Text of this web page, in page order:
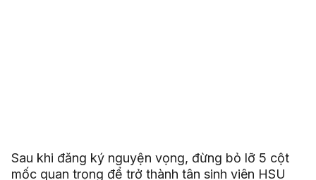
Sau khi đăng ký nguyện vọng, đừng bỏ lỡ 5 cột
mốc quan trọng để trở thành tân sinh viên HSU